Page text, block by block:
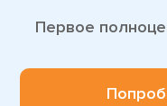
Первое